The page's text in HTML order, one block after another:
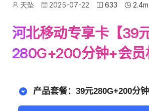
天坠
2025-07-22 633 2.4m
河北移动专享卡【39
280G+200分钟+会员
产品套餐：39元280G+200分